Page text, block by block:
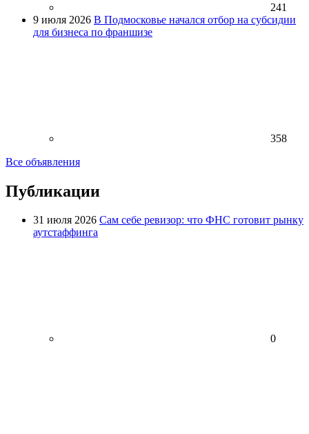
241
9 июля 2026 В Подмосковье начался отбор на субсидии
для бизнеса по франшизе
358
Все объявления
Публикации
31 июля 2026 Сам себе ревизор: что ФНС готовит рынку
аутстаффинга
0